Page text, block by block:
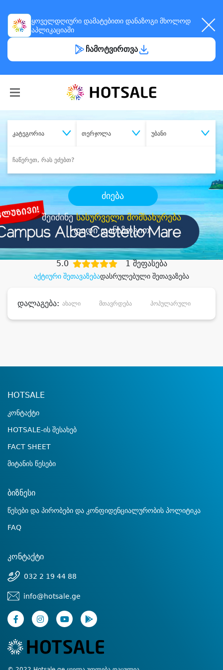
ყოველდღიური დამატებითი დანაზოგი მხოლოდ
აპლიკაციაში
ჩამოტვირთვა
კატეგორია თერჯოლა უბანი
ძიება
შეიძინესასურველი მომსახურება
დიდი დანაზოგით
აქტიური შეთავაზებადასრულებული შეთავაზება
5.0 1 შეფასება
დალაგება: ახალი მთავრდება პოპულარული
HOTSALE
კონტაქტი
HOTSALE-ის შესახებ
FACT SHEET
მიტანის წესები
ბიზნესი
წესები და პირობები და კონფიდენციალურობის პოლიტიკა
FAQ
კონტაქტი
032 2 19 44 88
info@hotsale.ge